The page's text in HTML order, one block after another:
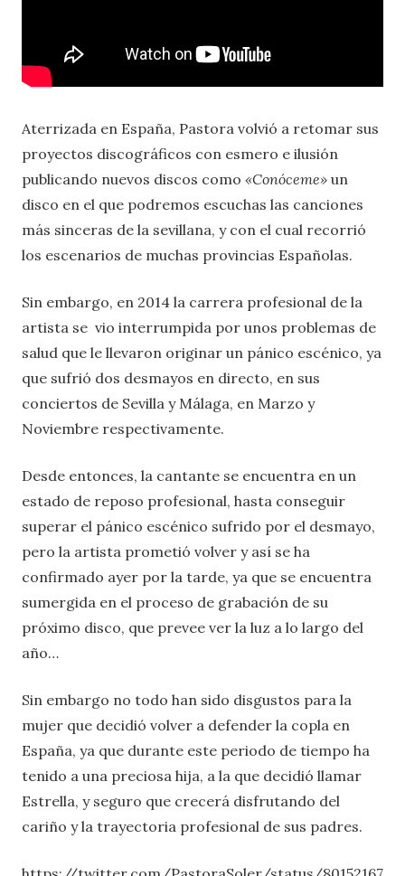
Aterrizada en España, Pastora volvió a retomar sus
proyectos discográficos con esmero e ilusión
publicando nuevos discos como «Conóceme» un
disco en el que podremos escuchas las canciones
más sinceras de la sevillana, y con el cual recorrió
los escenarios de muchas provincias Españolas.
Sin embargo, en 2014 la carrera profesional de la
artista se vio interrumpida por unos problemas de
salud que le llevaron originar un pánico escénico, ya
que sufrió dos desmayos en directo, en sus
conciertos de Sevilla y Málaga, en Marzo y
Noviembre respectivamente.
Desde entonces, la cantante se encuentra en un
estado de reposo profesional, hasta conseguir
superar el pánico escénico sufrido por el desmayo,
pero la artista prometió volver y así se ha
confirmado ayer por la tarde, ya que se encuentra
sumergida en el proceso de grabación de su
próximo disco, que prevee ver la luz a lo largo del
año…
Sin embargo no todo han sido disgustos para la
mujer que decidió volver a defender la copla en
España, ya que durante este periodo de tiempo ha
tenido a una preciosa hija, a la que decidió llamar
Estrella, y seguro que crecerá disfrutando del
cariño y la trayectoria profesional de sus padres.